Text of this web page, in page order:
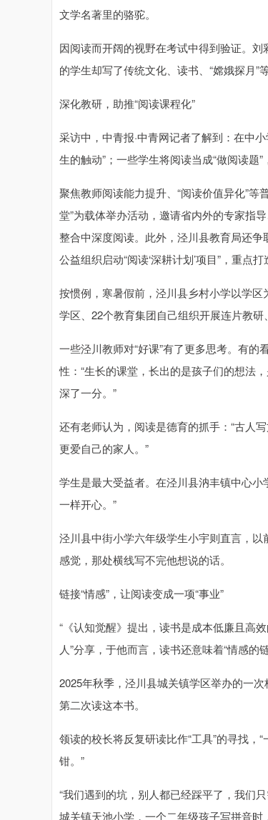
文学名著里的骆驼。
因阅读而开阔的视野在考试中得到验证。
的学生却写了传统文化、读书、“嫦娥探月”
深化教研，助推“阅读课程化”
采访中，中青报·中青网记者了解到：在中
生的触动”；一些学生将阅读当成“做阅读题
聚焦教师阅读能力提升、“阅读价值异化”
堂”为载体举办活动，邀请省内外的专家指
整合中深度阅读。此外，泾川县教育局还
公益组织启动“阅读‘深耕计划’项目”，重点
按惯例，寒暑假前，泾川县乡村小学以学
学区、22个教育集团自己组织开展连片教研
一些泾川教师对“好课”有了更多思考。有的
性：“生长的课堂，长出的是孩子们的想法
深了一分。”
还有老师认为，阅读是德育的抓手：“古人
更爱自己的家人。”
学生是最大受益者。在泾川县汭丰镇中心
一样开心。”
泾川县中街小学六年级学生小宇则直言，
感觉，那处横线写不完他想说的话。
链接“情感”，让阅读变成一项“事业”
“《认知觉醒》提出，读书是成本低廉且高
人”分享，于他而言，读书还意味着“情感的
2025年秋季，泾川县城关镇学区举办的一
第二次读这本书。
领读的校长将反复研读比作“工具”的寻找
钳。”
“我们遇到的坑，别人都已经踩平了，我们
城关镇天池小学，一个二年级孩子写拼音